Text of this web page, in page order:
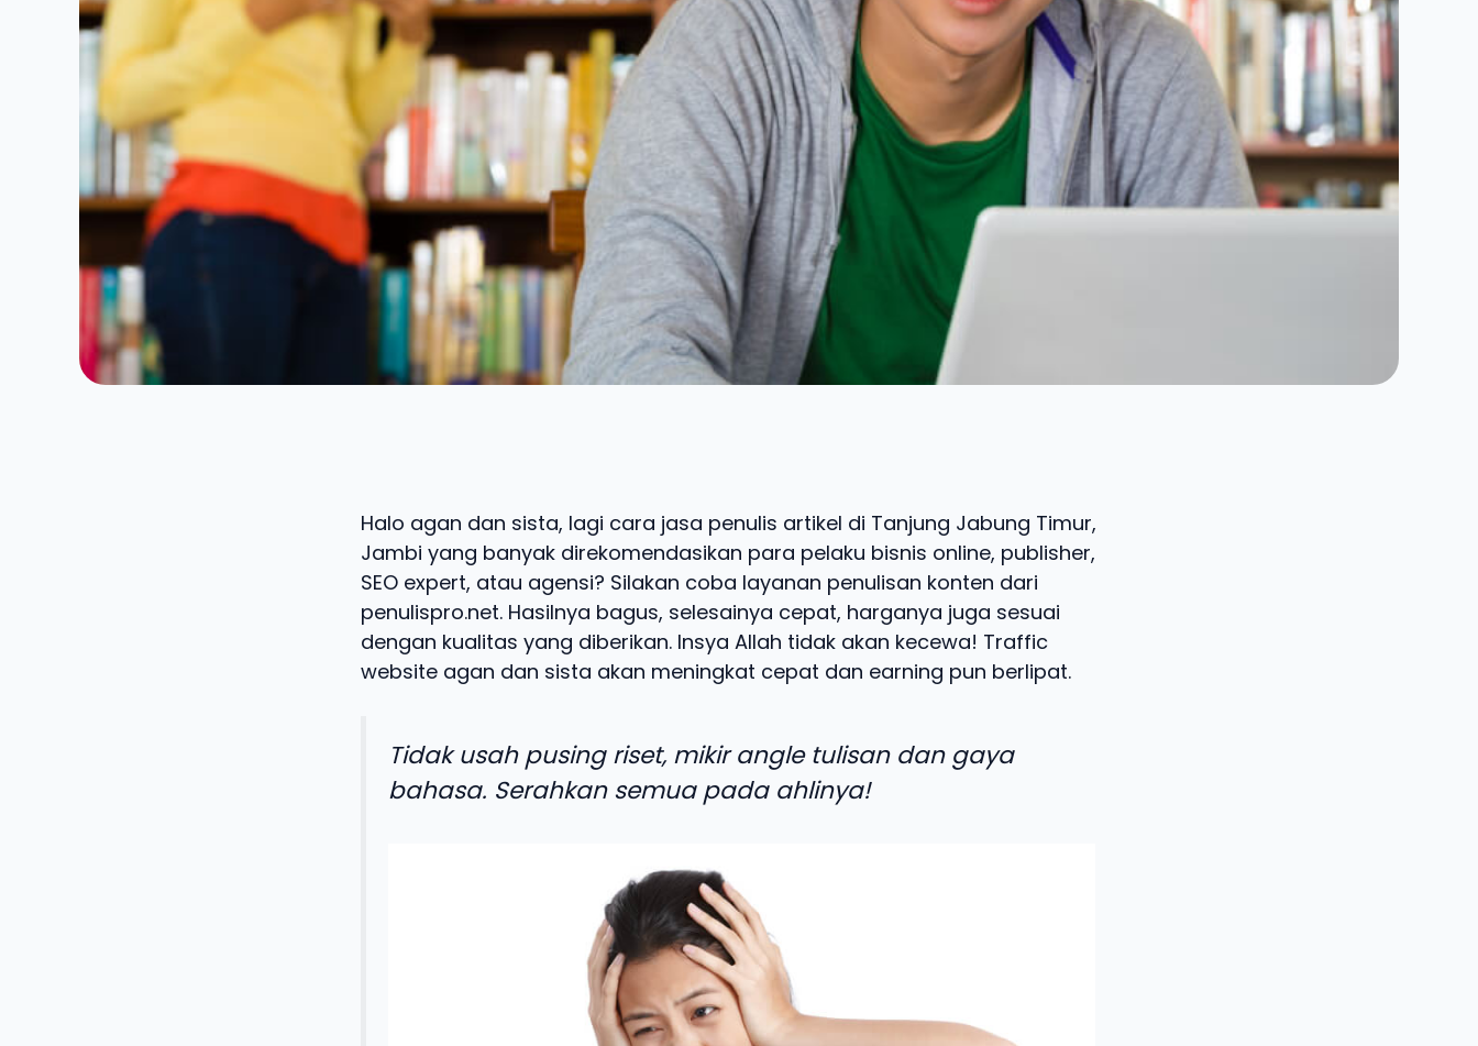
Halo agan dan sista, lagi cara jasa penulis artikel di Tanjung Jabung Timur,
Jambi yang banyak direkomendasikan para pelaku bisnis online, publisher,
SEO expert, atau agensi? Silakan coba layanan penulisan konten dari
penulispro.net. Hasilnya bagus, selesainya cepat, harganya juga sesuai
dengan kualitas yang diberikan. Insya Allah tidak akan kecewa! Traffic
website agan dan sista akan meningkat cepat dan earning pun berlipat.
Tidak usah pusing riset, mikir angle tulisan dan gaya
bahasa. Serahkan semua pada ahlinya!